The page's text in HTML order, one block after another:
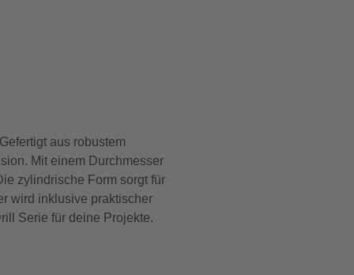
aus robustem
Mit einem Durchmesser
zylindrische Form sorgt für
wird inklusive praktischer
Serie für deine Projekte.